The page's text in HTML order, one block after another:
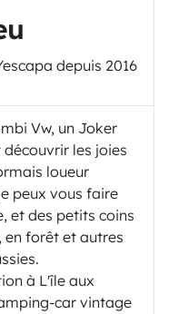
depuis 2016
Vw, un Joker
les joies
loueur
peux vous faire
et des petits coins
en forêt et autres
à L'île aux
car vintage